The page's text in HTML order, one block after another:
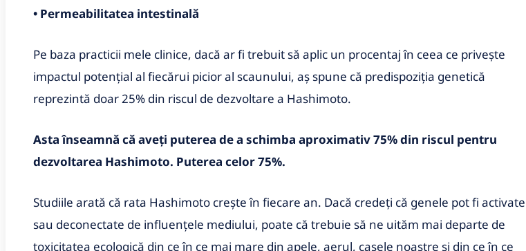
• Permeabilitatea intestinală
Pe baza practicii mele clinice, dacă ar fi trebuit să aplic un procentaj în ceea ce privește
impactul potențial al fiecărui picior al scaunului, aș spune că predispoziția genetică
reprezintă doar 25% din riscul de dezvoltare a Hashimoto.
Asta înseamnă că aveți puterea de a schimba aproximativ 75% din riscul pentru
dezvoltarea Hashimoto. Puterea celor 75%.
Studiile arată că rata Hashimoto crește în fiecare an. Dacă credeți că genele pot fi activate
sau deconectate de influențele mediului, poate că trebuie să ne uităm mai departe de
toxicitatea ecologică din ce în ce mai mare din apele, aerul, casele noastre și din ce în ce